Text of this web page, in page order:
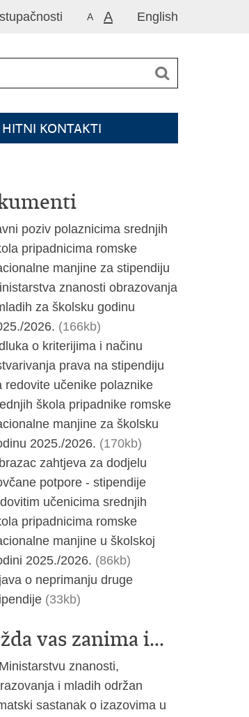
English
A A
HITNI KONTAKTI
poziv polaznicima srednjih
pripadnicima romske
manjine za stipendiju
znanosti obrazovanja
za školsku godinu
2026. (166kb)
o kriterijima i načinu
prava na stipendiju
redovite učenike polaznike
škola pripadnike romske
manjine za školsku
2025./2026. (170kb)
zahtjeva za dodjelu
potpore - stipendije
učenicima srednjih
pripadnicima romske
manjine u školskoj
2025./2026. (86kb)
o neprimanju druge
(33kb)
vas zanima i...
znanosti,
i mladih održan
sastanak o izazovima u